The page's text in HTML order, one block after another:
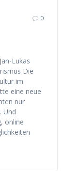
0
Lukas
Die
im
eine neue
nur
Und
online